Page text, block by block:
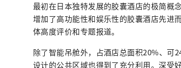
最初在日本独特发展的胶囊酒店的极简概
增加了高功能性和娱乐性的胶囊酒店先进
体高度评价和专题报道。
除了智能吊舱外，占酒店总面积20%、可
设计的公共区域也得到了充分利用。深受